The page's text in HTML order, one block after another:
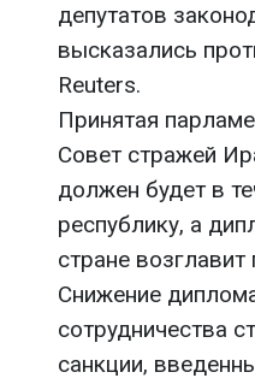
депутатов
высказались
Reuters.
Принятая
Совет стражей
должен будет в
республику, а
стране
Снижение
сотрудничества
санкции,